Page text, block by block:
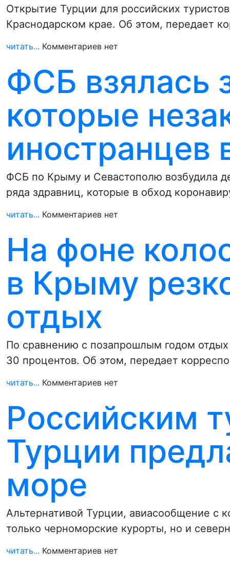
Открытие Турции для российских
Краснодарском крае. Об этом, передает
читать... Комментариев нет
ФСБ взялась
которые
иностранцев
ФСБ по Крыму и Севастополю возбудила
ряда здравниц, которые в обход
читать... Комментариев нет
На фоне
в Крыму
отдых
По сравнению с позапрошлым годом
30 процентов. Об этом, передает
читать... Комментариев нет
Российским
Турции
море
Альтернативой Турции, авиасообщение с
только черноморские курорты, но и
читать... Комментариев нет